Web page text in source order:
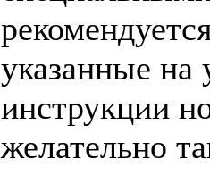
указанные на
инструкции
желательно